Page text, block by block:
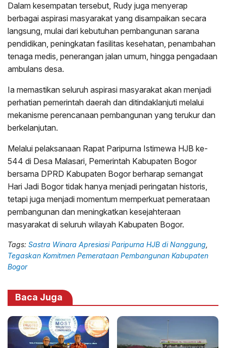
Dalam kesempatan tersebut, Rudy juga menyerap
berbagai aspirasi masyarakat yang disampaikan secara
langsung, mulai dari kebutuhan pembangunan sarana
pendidikan, peningkatan fasilitas kesehatan, penambahan
tenaga medis, penerangan jalan umum, hingga pengadaan
ambulans desa.
Ia memastikan seluruh aspirasi masyarakat akan menjadi
perhatian pemerintah daerah dan ditindaklanjuti melalui
mekanisme perencanaan pembangunan yang terukur dan
berkelanjutan.
Melalui pelaksanaan Rapat Paripurna Istimewa HJB ke-
544 di Desa Malasari, Pemerintah Kabupaten Bogor
bersama DPRD Kabupaten Bogor berharap semangat
Hari Jadi Bogor tidak hanya menjadi peringatan historis,
tetapi juga menjadi momentum memperkuat pemerataan
pembangunan dan meningkatkan kesejahteraan
masyarakat di seluruh wilayah Kabupaten Bogor.
Tags: Sastra Winara Apresiasi Paripurna HJB di Nanggung
Tegaskan Komitmen Pemerataan Pembangunan Kabupaten
Bogor
Baca Juga